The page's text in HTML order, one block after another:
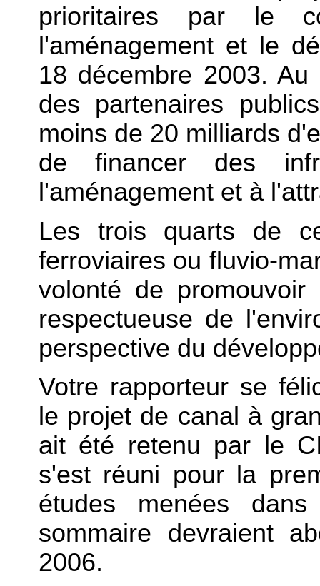
prioritaires par le
l'aménagement et le
18 décembre 2003.
des partenaires
moins de 20 milliards
de financer des
l'aménagement et à
Les trois quarts de
ferroviaires ou fluvio-
volonté de
respectueuse de
perspective du
Votre rapporteur se
le projet de canal à
ait été retenu par le
s'est réuni pour la
études menées
sommaire devraient
2006.